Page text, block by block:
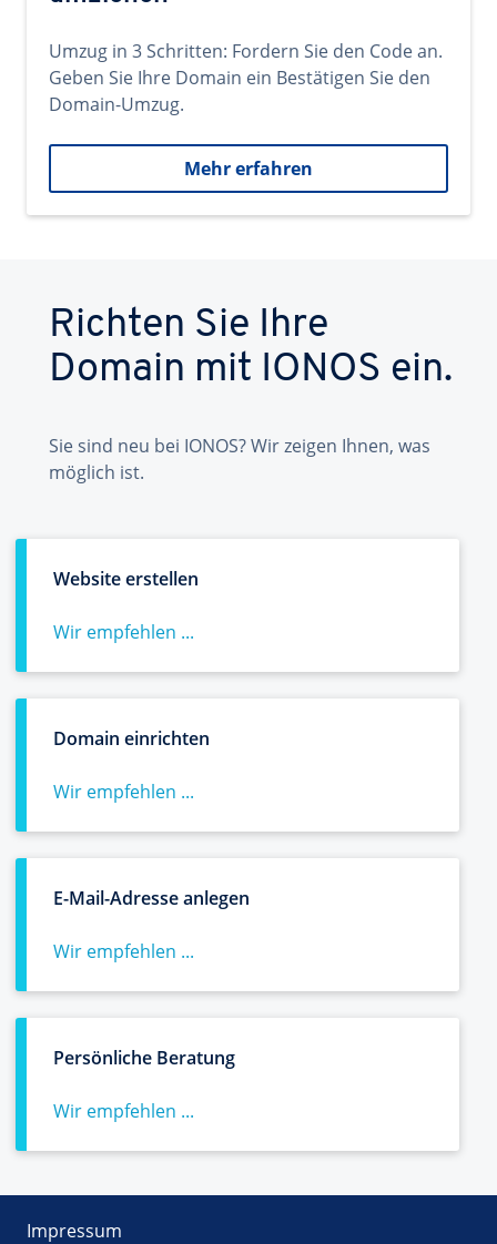
Umzug in 3 Schritten: Fordern Sie den Code an.
Geben Sie Ihre Domain ein Bestätigen Sie den
Domain-Umzug.
Mehr erfahren
Richten Sie Ihre
Domain mit IONOS ein.
Sie sind neu bei IONOS? Wir zeigen Ihnen, was
möglich ist.
Website erstellen
Wir empfehlen ...
Domain einrichten
Wir empfehlen ...
E-Mail-Adresse anlegen
Wir empfehlen ...
Persönliche Beratung
Wir empfehlen ...
Impressum